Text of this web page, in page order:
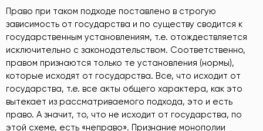
Право при таком подходе поставлено в строгую
зависимость от государства и по существу сводится к
государственным установлениям, т.е. отождествляется
исключительно с законодательством. Соответственно,
правом признаются только те установления (нормы),
которые исходят от государства. Все, что исходит от
государства, т.е. все акты общего характера, как это
вытекает из рассматриваемого подхода, это и есть
право. А значит, то, что не исходит от государства, по
этой схеме, есть «неправо». Признание монополии